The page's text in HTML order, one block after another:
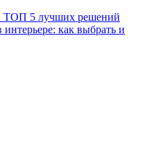
ТОП 5 лучших решений
интерьере: как выбрать и